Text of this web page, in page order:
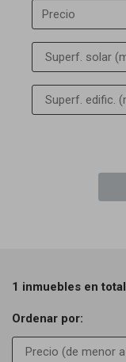
Precio
1 inmuebles en total
Ordenar por: